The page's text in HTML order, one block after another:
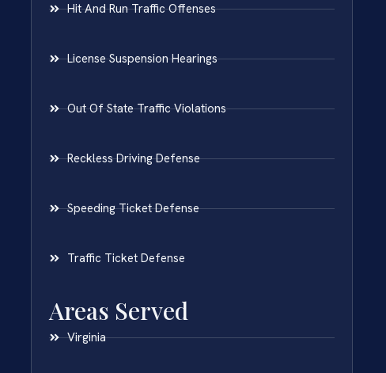
Hit And Run Traffic Offenses
License Suspension Hearings
Out Of State Traffic Violations
Reckless Driving Defense
Speeding Ticket Defense
Traffic Ticket Defense
Areas Served
Virginia